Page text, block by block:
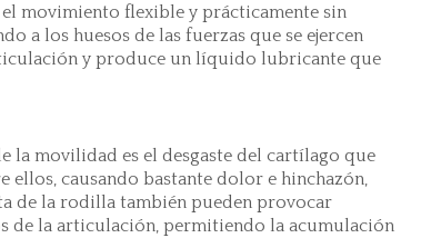
movimiento flexible y prácticamente sin
a los huesos de las fuerzas que se ejercen
y produce un líquido lubricante que
la movilidad es el desgaste del cartílago que
ellos, causando bastante dolor e hinchazón,
de la rodilla también pueden provocar
de la articulación, permitiendo la acumulación